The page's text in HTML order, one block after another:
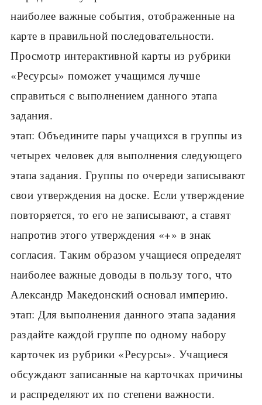
наиболее важные события, ото­браженные на
карте в правильной последователь­ности.
Просмотр интерактивной карты из рубрики
«Ресурсы» поможет учащимся лучше
справиться с выполнением данного этапа
задания.
этап: Объедините пары учащихся в группы из
четырех человек для выполнения следующего
этапа задания. Группы по очереди записывают
свои утверждения на доске. Если утверждение
повторя­ется, то его не записывают, а ставят
напротив этого утверждения «+» в знак
согласия. Таким образом уча­щиеся определят
наиболее важные доводы в пользу того, что
Александр Македонский основал империю.
этап: Для выполнения данного этапа задания
раздайте каждой группе по одному набору
карто­чек из рубрики «Ресурсы». Учащиеся
обсуждают записанные на карточках причины
и распределяют их по степени важности.